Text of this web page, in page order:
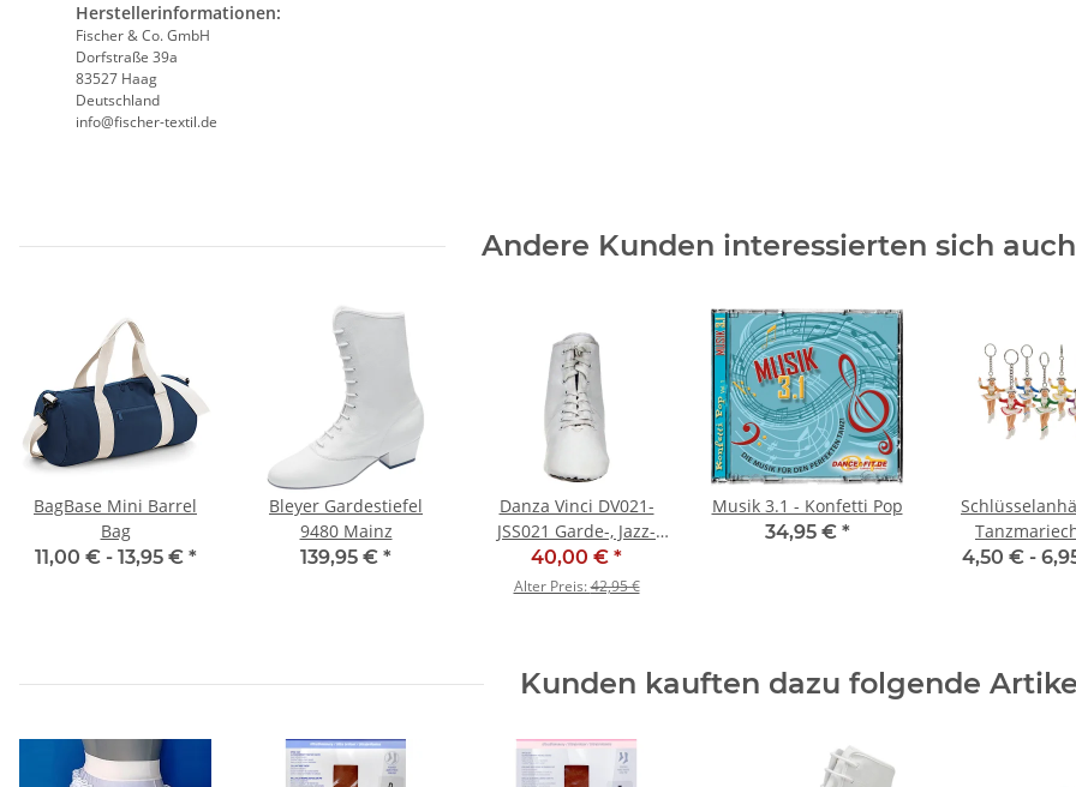
Herstellerinformationen:
Fischer & Co. GmbH
Dorfstraße 39a
83527 Haag
Deutschland
info@fischer-textil.de
Andere Kunden interessierten sich
BagBase Mini Barrel
Bag
11,00 € - 13,95 € *
Bleyer Gardestiefel
9480 Mainz
139,95 € *
Danza Vinci DV021-
JSS021 Garde-, Jazz-
und Tanzstiefel - SALE
40,00 € *
Alter Preis:42,95 €
Musik 3.1 - Konfetti Pop
34,95 € *
4,50 € -
Kunden kauften dazu folgende